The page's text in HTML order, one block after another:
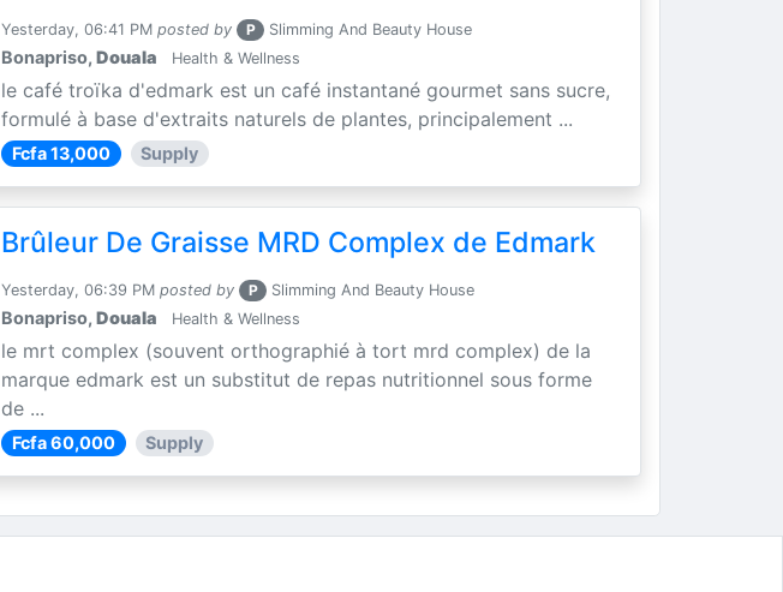
Yesterday, 06:41 PM posted by P Slimming And Beauty House
Bonapriso,Douala Health & Wellness
le café troïka d'edmark est un café instantané gourmet sans sucre,
formulé à base d'extraits naturels de plantes, principalement ...
Fcfa 13,000 Supply
Brûleur De Graisse MRD Complex de Edmark
Yesterday, 06:39 PM posted by P Slimming And Beauty House
Bonapriso,Douala Health & Wellness
le mrt complex (souvent orthographié à tort mrd complex) de la
marque edmark est un substitut de repas nutritionnel sous forme
de ...
Fcfa 60,000 Supply